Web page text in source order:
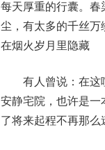
每天厚重的行囊。春
尘，有太多的千丝万
在烟火岁月里隐藏
有人曾说：在这
安静宅院，也许是一
了将来起程不再那么